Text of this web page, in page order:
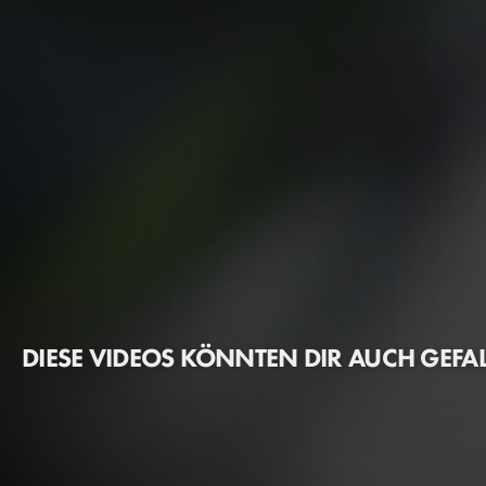
DIESE VIDEOS KÖNNTEN DIR AUCH